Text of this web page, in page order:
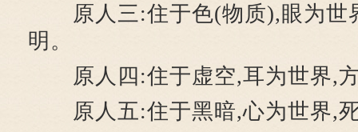
原人三:住于色(物质),眼为世
明。
原人四:住于虚空,耳为世界,方
原人五:住于黑暗,心为世界,